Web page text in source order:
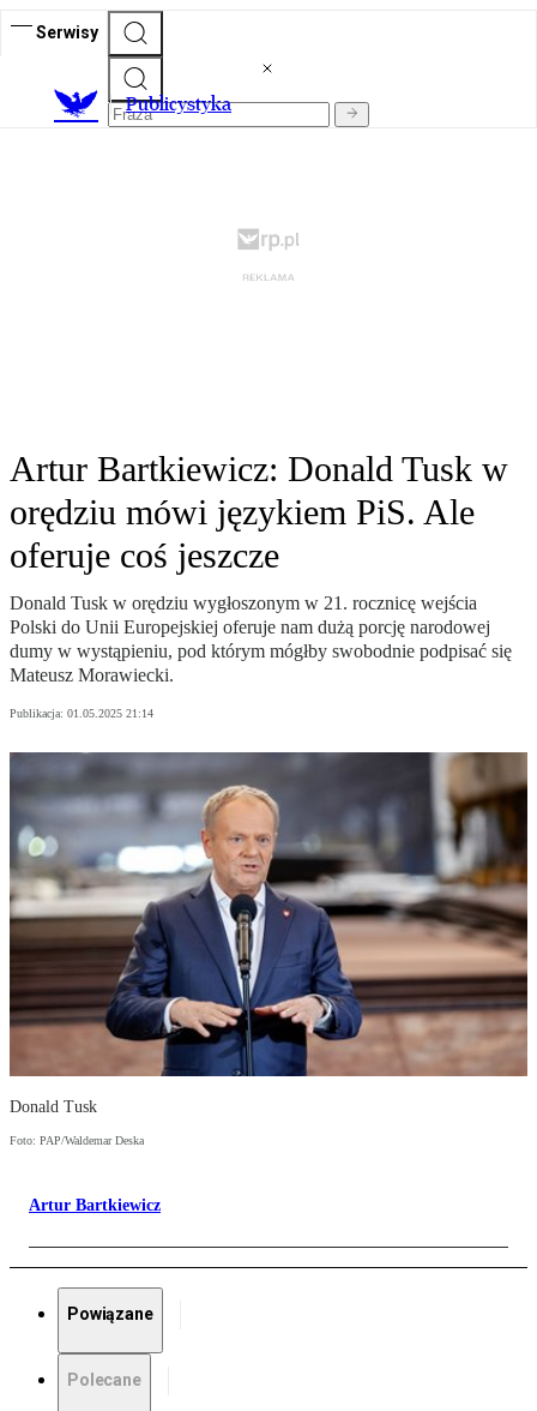
Serwisy
Publicystyka
Artur Bartkiewicz: Donald Tusk w
orędziu mówi językiem PiS. Ale
oferuje coś jeszcze
Donald Tusk w orędziu wygłoszonym w 21. rocznicę wejścia
Polski do Unii Europejskiej oferuje nam dużą porcję narodowej
dumy w wystąpieniu, pod którym mógłby swobodnie podpisać się
Mateusz Morawiecki.
Publikacja: 01.05.2025 21:14
Donald Tusk
Foto: PAP/Waldemar Deska
Artur Bartkiewicz
Powiązane
Polecane